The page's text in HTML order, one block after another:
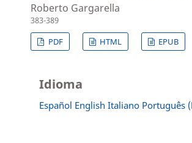
Roberto Gargarella
383-389
PDF
HTML EPUB
Idioma
Español English Italiano Português